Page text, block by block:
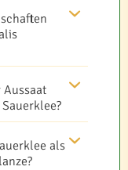
Aussaat
als